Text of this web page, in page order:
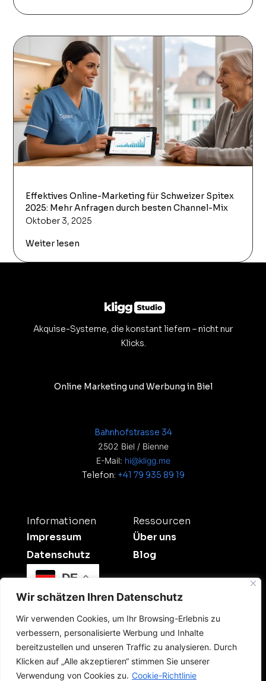
Wir schätzen Ihren Datenschutz
Wir verwenden Cookies, um Ihr Browsing-Erlebnis zu
verbessern, personalisierte Werbung und Inhalte
bereitzustellen und unseren Traffic zu analysieren. Durch
Klicken auf „Alle akzeptieren“ stimmen Sie unserer
Verwendung von Cookies zu. Cookie-Richtlinie
Effektives Online-Marketing für Schweizer Spitex
2025: Mehr Anfragen durch besten Channel-Mix
Oktober 3, 2025
Weiter lesen
Akquise-Systeme, die konstant liefern – nicht nur
Klicks.
Online Marketing und Werbung in Biel
Bahnhofstrasse 34
2502 Biel / Bienne
E-Mail: hi@kligg.me
Telefon: +41 79 935 89 19
Informationen
Impressum
Datenschutz
Ressourcen
Über uns
Blog
DE
©2026 Kligg Studio.